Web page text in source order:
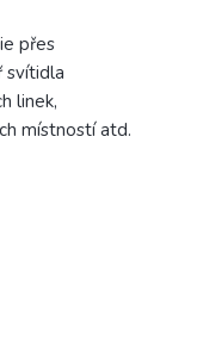
přes
svítidla
linek,
místností atd.